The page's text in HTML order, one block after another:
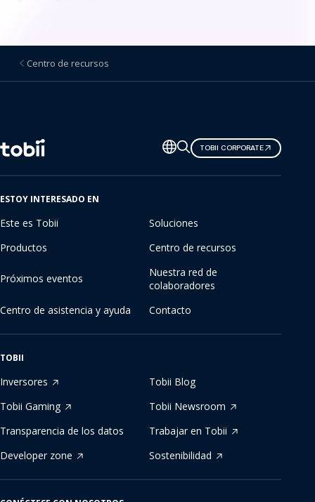
Centro de recursos
Cambiar
de
idioma
TOBII CORPORATE
ESTOY INTERESADO EN
Este es Tobii
Soluciones
Productos
Centro de recursos
Próximos eventos
Nuestra red de
colaboradores
Centro de asistencia y ayuda
Contacto
TOBII
Inversores
Tobii Blog
Tobii Gaming
Tobii Newsroom
Transparencia de los datos
Trabajar en Tobii
Developer zone
Sostenibilidad